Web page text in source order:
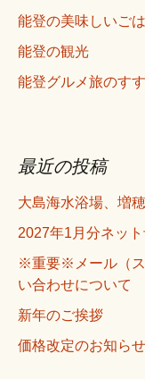
能登の美味しいご
能登の観光
能登グルメ旅のす
最近の投稿
大島海水浴場、増
2027年1月分ネッ
※重要※メール（ス
い合わせについて
新年のご挨拶
価格改定のお知ら